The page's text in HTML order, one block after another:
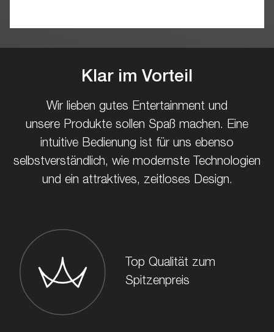
Klar im Vorteil
Wir lieben gutes Entertainment und
unsere Produkte sollen Spaß machen. Eine
intuitive Bedienung ist für uns ebenso
selbstverständlich, wie modernste Technologien
und ein attraktives, zeitloses Design.
Top Qualität zum
Spitzenpreis